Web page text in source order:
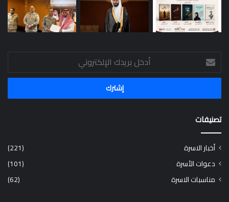
أدخل
بريدك
الإلكتروني
تصنيفات
أخبار الاسرة
(221)
دعوات الأسرة
(101)
مناسبات الاسرة
(62)